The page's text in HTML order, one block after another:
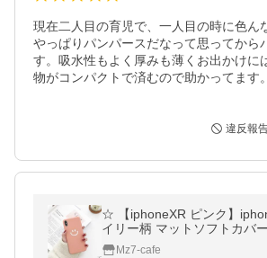
現在二人目の育児で、一人目の時に色ん
やっぱりパンパースだなって思ってから
す。吸水性もよく厚みも薄くお出かけに
物がコンパクトで済むので助かってます。
違反報
☆ 【iphoneXR ピンク】
イリー柄 マットソフトカバ
ル TPU ニコちゃん
Mz7-cafe